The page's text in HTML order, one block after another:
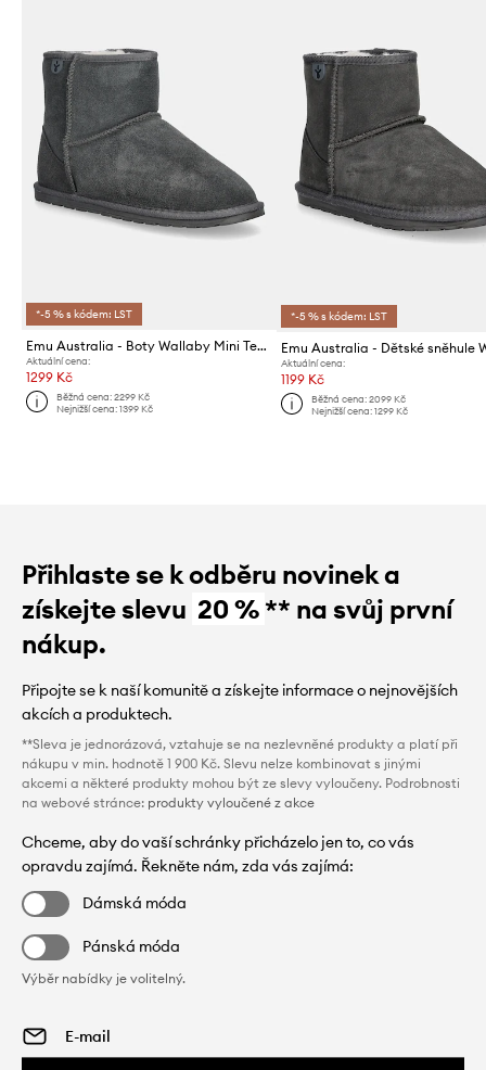
*-5 % s kódem: LST
Emu Australia - Boty Wallaby Mini Teens
Aktuální cena:
1299 Kč
Běžná cena:2299 Kč
Nejnižší cena:1399 Kč
*-5 % s kódem: LST
Aktuální cena:
1199 Kč
Běžná cena: 2099 Kč
Nejnižší cena: 1299 Kč
Přihlaste se k odběru novinek a
získejte slevu 20 %** na svůj první
nákup.
Připojte se k naší komunitě a získejte informace o nejnovějších
akcích a produktech.
**Sleva je jednorázová, vztahuje se na nezlevněné produkty a platí při
nákupu v min. hodnotě 1 900 Kč. Slevu nelze kombinovat s jinými
akcemi a některé produkty mohou být ze slevy vyloučeny. Podrobnosti
na webové stránce: produkty vyloučené z akce
Chceme, aby do vaší schránky přicházelo jen to, co vás
opravdu zajímá. Řekněte nám, zda vás zajímá:
Dámská móda
Pánská móda
Výběr nabídky je volitelný.